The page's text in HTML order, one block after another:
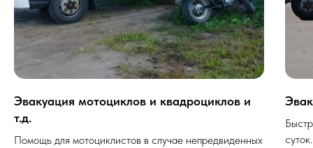
Эвакуация мотоциклов и квадроциклов и
т.д.
Помощь для мотоциклистов в случае непредвиденных
суток.